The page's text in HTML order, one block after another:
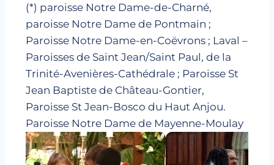
(*) paroisse Notre Dame-de-Charné,
paroisse Notre Dame de Pontmain ;
Paroisse Notre Dame-en-Coëvrons ; Laval –
Paroisses de Saint Jean/Saint Paul, de la
Trinité-Avenières-Cathédrale ; Paroisse St
Jean Baptiste de Château-Gontier,
Paroisse St Jean-Bosco du Haut Anjou.
Paroisse Notre Dame de Mayenne-Moulay